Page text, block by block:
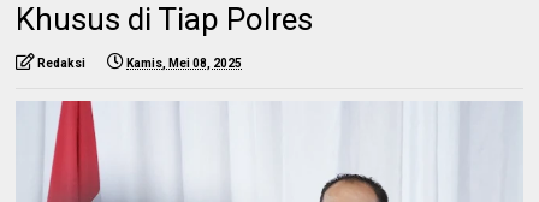
Khusus di Tiap Polres
Redaksi Kamis, Mei 08, 2025